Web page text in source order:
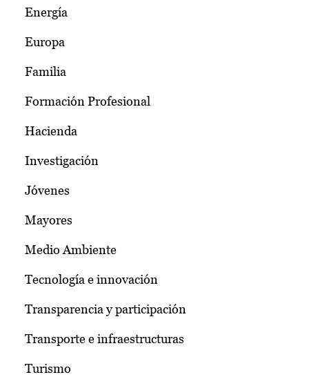
Energía
Europa
Familia
Formación Profesional
Hacienda
Investigación
Jóvenes
Mayores
Medio Ambiente
Tecnología e innovación
Transparencia y participación
Transporte e infraestructuras
Turismo